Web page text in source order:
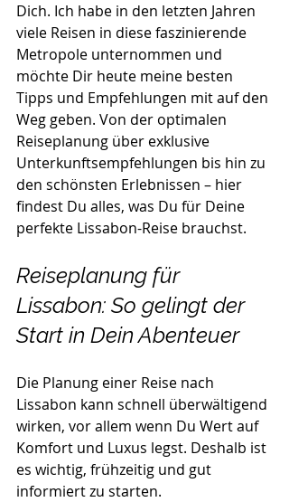
Dich. Ich habe in den letzten Jahren
viele Reisen in diese faszinierende
Metropole unternommen und
möchte Dir heute meine besten
Tipps und Empfehlungen mit auf den
Weg geben. Von der optimalen
Reiseplanung über exklusive
Unterkunftsempfehlungen bis hin zu
den schönsten Erlebnissen – hier
findest Du alles, was Du für Deine
perfekte Lissabon-Reise brauchst.
Reiseplanung für
Lissabon: So gelingt der
Start in Dein Abenteuer
Die Planung einer Reise nach
Lissabon kann schnell überwältigend
wirken, vor allem wenn Du Wert auf
Komfort und Luxus legst. Deshalb ist
es wichtig, frühzeitig und gut
informiert zu starten.